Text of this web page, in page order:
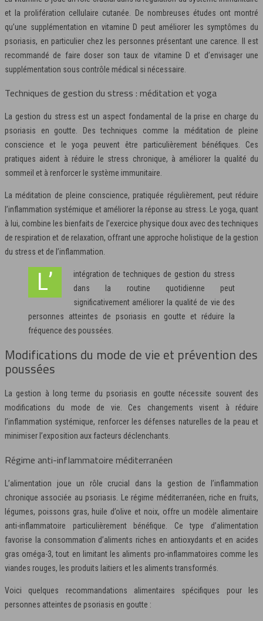
et la prolifération cellulaire cutanée. De nombreuses études ont montré
qu’une supplémentation en vitamine D peut améliorer les symptômes du
psoriasis, en particulier chez les personnes présentant une carence. Il est
recommandé de faire doser son taux de vitamine D et d’envisager une
supplémentation sous contrôle médical si nécessaire.
Techniques de gestion du stress : méditation et yoga
La gestion du stress est un aspect fondamental de la prise en charge du
psoriasis en goutte. Des techniques comme la méditation de pleine
conscience et le yoga peuvent être particulièrement bénéfiques. Ces
pratiques aident à réduire le stress chronique, à améliorer la qualité du
sommeil et à renforcer le système immunitaire.
La méditation de pleine conscience, pratiquée régulièrement, peut réduire
l’inflammation systémique et améliorer la réponse au stress. Le yoga, quant
à lui, combine les bienfaits de l’exercice physique doux avec des techniques
de respiration et de relaxation, offrant une approche holistique de la gestion
du stress et de l’inflammation.
L’intégration de techniques de gestion du stress
dans la routine quotidienne peut
significativement améliorer la qualité de vie des
personnes atteintes de psoriasis en goutte et réduire la
fréquence des poussées.
Modifications du mode de vie et prévention des
poussées
La gestion à long terme du psoriasis en goutte nécessite souvent des
modifications du mode de vie. Ces changements visent à réduire
l’inflammation systémique, renforcer les défenses naturelles de la peau et
minimiser l’exposition aux facteurs déclenchants.
Régime anti-inflammatoire méditerranéen
L’alimentation joue un rôle crucial dans la gestion de l’inflammation
chronique associée au psoriasis. Le régime méditerranéen, riche en fruits,
légumes, poissons gras, huile d’olive et noix, offre un modèle alimentaire
anti-inflammatoire particulièrement bénéfique. Ce type d’alimentation
favorise la consommation d’aliments riches en antioxydants et en acides
gras oméga-3, tout en limitant les aliments pro-inflammatoires comme les
viandes rouges, les produits laitiers et les aliments transformés.
Voici quelques recommandations alimentaires spécifiques pour les
personnes atteintes de psoriasis en goutte :